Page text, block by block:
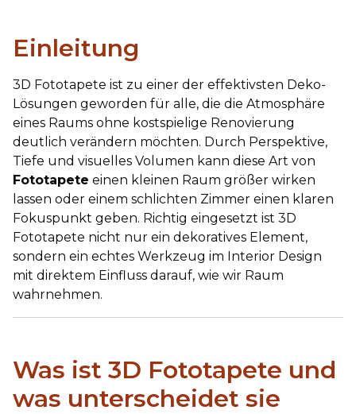
Einleitung
3D Fototapete ist zu einer der effektivsten Deko-
Lösungen geworden für alle, die die Atmosphäre
eines Raums ohne kostspielige Renovierung
deutlich verändern möchten. Durch Perspektive,
Tiefe und visuelles Volumen kann diese Art von
Fototapete einen kleinen Raum größer wirken
lassen oder einem schlichten Zimmer einen klaren
Fokuspunkt geben. Richtig eingesetzt ist 3D
Fototapete nicht nur ein dekoratives Element,
sondern ein echtes Werkzeug im Interior Design
mit direktem Einfluss darauf, wie wir Raum
wahrnehmen.
Was ist 3D Fototapete und
was unterscheidet sie